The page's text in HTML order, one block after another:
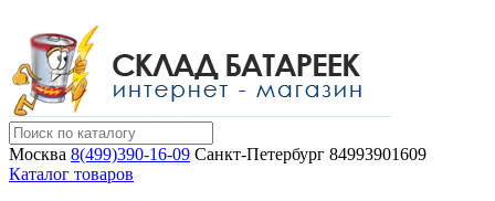
Москва 8(499)390-16-09 Санкт-Петербург 84993901609
Каталог товаров